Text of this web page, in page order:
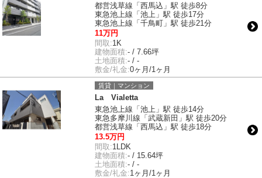
都営浅草線「西馬込」駅 徒歩8分
東急池上線「池上」駅 徒歩17分
東急池上線「千鳥町」駅 徒歩21分
11万円
間取:1K
建物面積:- / 7.66坪
土地面積:- / -
敷金/礼金:0ヶ月/1ヶ月
賃貸｜マンション
La Vialetta
東急池上線「池上」駅 徒歩14分
東急多摩川線「武蔵新田」駅 徒歩20分
都営浅草線「西馬込」駅 徒歩18分
13.5万円
間取:1LDK
建物面積:- / 15.64坪
土地面積:- / -
敷金/礼金:1ヶ月/1ヶ月